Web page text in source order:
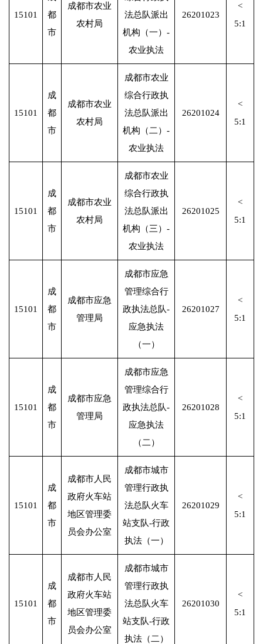
15101
都
市
成都市农业
农村局
法总队派出
机构（一）-
农业执法
26201023
<
5:1
15101
成
都
市
成都市农业
农村局
成都市农业
综合行政执
法总队派出
机构（二）-
农业执法
26201024
<
5:1
15101
成
都
市
成都市农业
农村局
成都市农业
综合行政执
法总队派出
机构（三）-
农业执法
26201025
<
5:1
15101
成
都
市
成都市应急
管理局
成都市应急
管理综合行
政执法总队-
应急执法
（一）
26201027
<
5:1
15101
成
都
市
成都市应急
管理局
成都市应急
管理综合行
政执法总队-
应急执法
（二）
26201028
<
5:1
15101
成
都
市
成都市人民
政府火车站
地区管理委
员会办公室
成都市城市
管理行政执
法总队火车
站支队-行政
执法（一）
26201029
<
5:1
15101
成
都
市
成都市人民
政府火车站
地区管理委
员会办公室
成都市城市
管理行政执
法总队火车
站支队-行政
执法（二）
26201030
<
5:1